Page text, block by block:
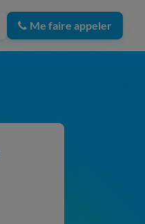
Me faire appeler